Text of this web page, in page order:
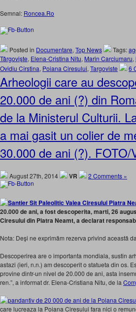
Semnal: Roncea.Ro
Posted in Documentare, Top News Tags:
Târgovişte, Elena-Cristina Nitu, Marin Carciumaru,
Ovidiu Cîrstina, Poiana Ciresului, Targoviste 6
Arheologii care au
20.000 de ani (?) din
de la Ministerul Culturii.
a mai gasit un colier de
30.000 de ani (?). FOTO/
August 27th, 2014 VR 2 Comments »
20.000 de ani, a fost descoperita, marti, 26
Ciresului din Piatra Neamt, a declarat
Nota: Deşi ne exprimăm rezerva privind această
Descoperirea are o importanta mondiala, sustin
astazi (ieri, n.n.) am descoperit o statueta din os.
provine dintr-un nivel de 20.000 de ani, asta
ren.”, a informat dr. Elena-Cristiana Nitu, de la
care lucreaza la Poiana Ciresului fara nici o